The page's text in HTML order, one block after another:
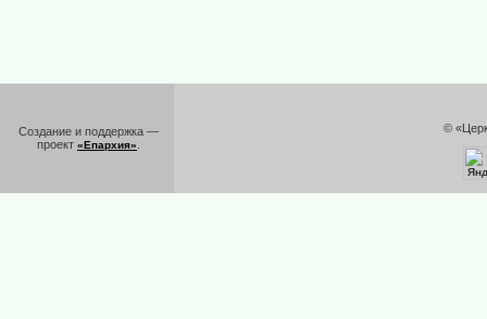
Создание и поддержка —
проект «Епархия»
©